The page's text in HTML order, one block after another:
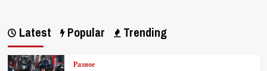
Latest Popular Trending
Разное